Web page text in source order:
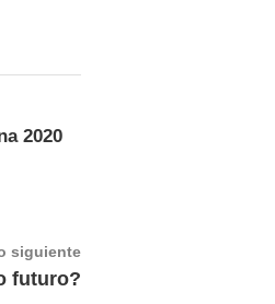
2020
siguienteArtículo
siguiente:
futuro?